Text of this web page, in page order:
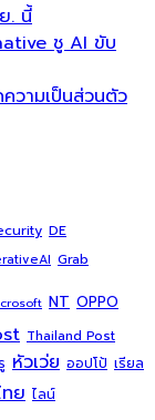
. นี้
ชู AI ขับ
วามเป็นส่วนตัว
DE
Grab
NT OPPO
Thailand Post
หัวเว่ย ออปโป้ เรียล
ย ไลน์